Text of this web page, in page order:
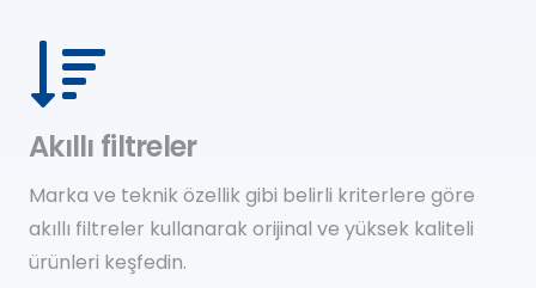
Akıllı filtreler
Marka ve teknik özellik gibi belirli kriterlere göre
akıllı filtreler kullanarak orijinal ve yüksek kaliteli
ürünleri keşfedin.